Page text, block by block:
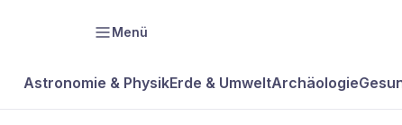
Menü
Astronomie & PhysikErde & UmweltArchäologie